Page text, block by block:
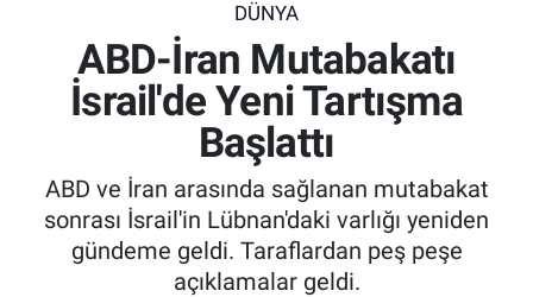
DÜNYA
ABD-İran Mutabakatı
İsrail'de Yeni Tartışma
Başlattı
ABD ve İran arasında sağlanan mutabakat
sonrası İsrail'in Lübnan'daki varlığı yeniden
gündeme geldi. Taraflardan peş peşe
açıklamalar geldi.
TRANSFER HABERLERI
KULİS MEYDANI
1461 TRABZON
FUTBOL
Tüm Manşetler
Son Dakika Haberleri